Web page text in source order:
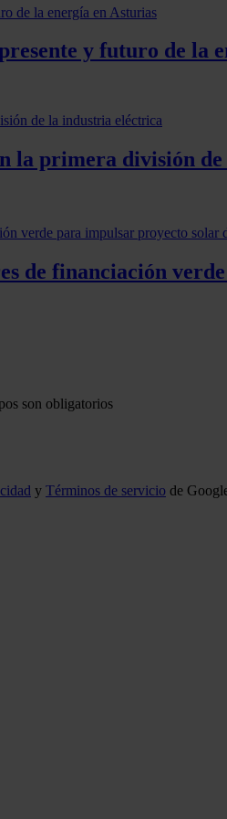
y futuro de la
la primera división
de financiación
son obligatorios
y Términos de servicio de